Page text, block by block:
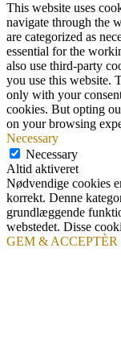
This website uses
navigate through the
are categorized as
essential for the
also use third-party
you use this website.
only with your
cookies. But opting
on your browsing
Necessary
Necessary
Altid aktiveret
Nødvendige cookies
korrekt. Denne
grundlæggende
webstedet. Disse
GEM & ACCEPTÈR